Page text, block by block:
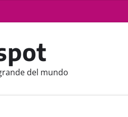
del mundo